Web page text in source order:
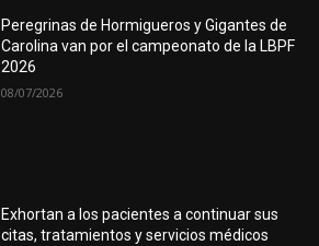
Peregrinas de Hormigueros y Gigantes de
Carolina van por el campeonato de la LBPF
2026
08/07/2026
Exhortan a los pacientes a continuar sus
citas, tratamientos y servicios médicos